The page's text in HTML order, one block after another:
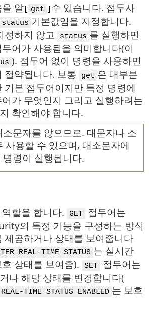
알
get 수 있습니다. 접두사
status 기본값임을 지정합니다.
정하지 않고
status 를 실행하면
어가 사용됨을 의미합니다(이
). 접두어 없이 명령을 사용하면
절약됩니다. 보통
get 은 대부분
기본 접두어이지만 특정 명령에
가 무엇인지 그리고 실행하려는
확인해야 합니다.
소문자를 않으므로. 대문자나 소
사용할 수 있으며, 대소문자에
명령이 실행됩니다.
할을 합니다. GET
접두어는
의 특정 기능을 구성하는 방식
제공하거나 상태를 보여줍니다
REAL-TIME STATUS 는 실시간
상태를 보여줌).
SET
접두어는
나 해당 상태를 변경합니다(
REAL-TIME STATUS ENABLED 는 보호